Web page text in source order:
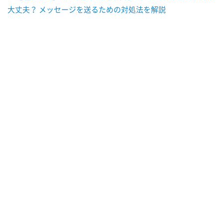
大丈夫？ メッセージを送るための対処法を解説